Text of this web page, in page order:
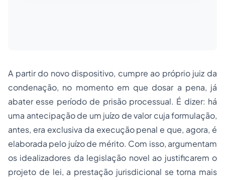
A partir do novo dispositivo, cumpre ao próprio juiz da
condenação, no momento em que dosar a pena, já
abater esse período de prisão processual. É dizer: há
uma antecipação de um juízo de valor cuja formulação,
antes, era exclusiva da execução penal e que, agora, é
elaborada pelo juízo de mérito. Com isso, argumentam
os idealizadores da legislação novel ao justificarem o
projeto de lei, a prestação jurisdicional se torna mais